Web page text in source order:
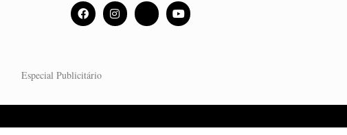
Especial Publicitário